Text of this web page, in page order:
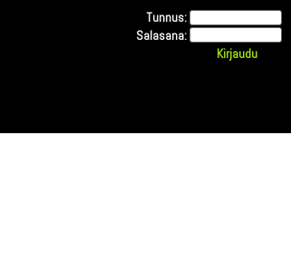
Tunnus:
Salasana: